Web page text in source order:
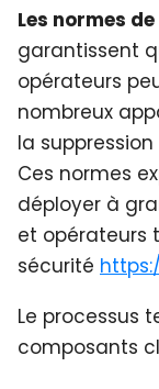
Les normes
garantissent
opérateurs
nombreux
la
Ces normes
déployer à
et opérateurs
sécurité
Le processus
composants